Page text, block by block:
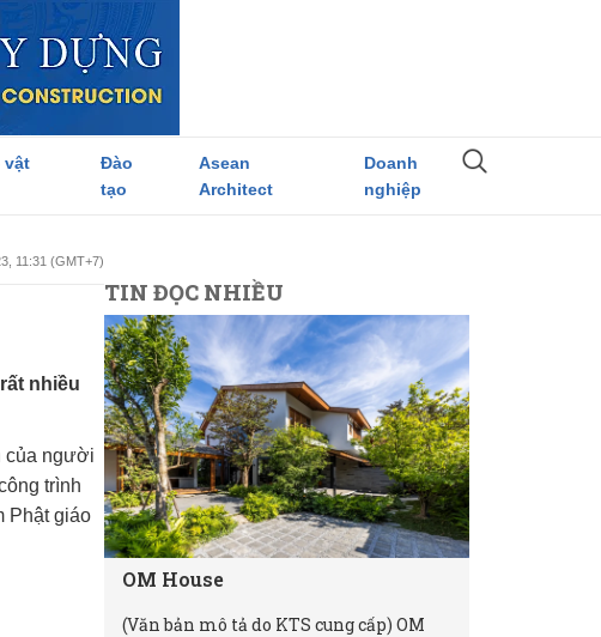
vật
Đào
tạo
Asean
Architect
Doanh
nghiệp
11:31 (GMT+7)
nhiều
của người
trình
Phật giáo
TIN ĐỌC NHIỀU
OM House
(Văn bản mô tả do KTS cung cấp) OM